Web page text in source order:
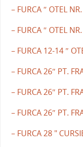
– FURCA ″ OTEL
– FURCA ″ OTEL
– FURCA 12-14 ″
– FURCA 26″ PT.
– FURCA 26″ PT.
– FURCA 26″ PT.
– FURCA 28 "